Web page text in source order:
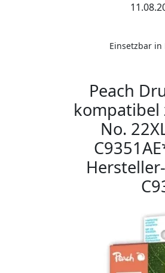
Einsetzbar in
Peach
kompatibel
No.